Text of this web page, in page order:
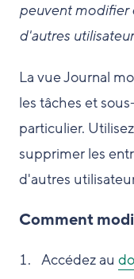
peuvent modifier
d'autres
La vue Journal
les tâches et
particulier.
supprimer les
d'autres
Comment
Accédez au